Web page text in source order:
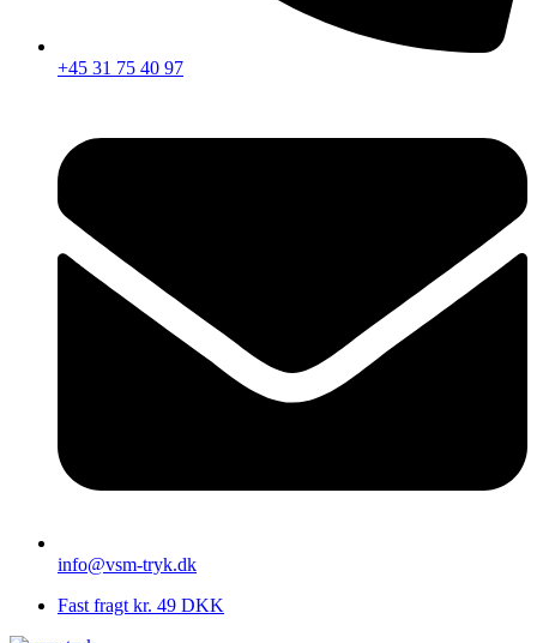
+45 31 75 40 97
info@vsm-tryk.dk
Fast fragt kr. 49 DKK